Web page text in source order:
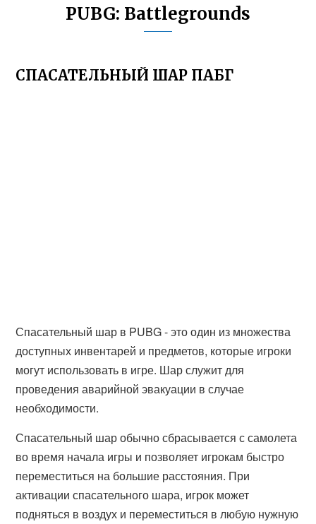
PUBG: Battlegrounds
СПАСАТЕЛЬНЫЙ ШАР ПАБГ
Спасательный шар в PUBG - это один из множества
доступных инвентарей и предметов, которые игроки
могут использовать в игре. Шар служит для
проведения аварийной эвакуации в случае
необходимости.
Спасательный шар обычно сбрасывается с самолета
во время начала игры и позволяет игрокам быстро
переместиться на большие расстояния. При
активации спасательного шара, игрок может
подняться в воздух и переместиться в любую нужную